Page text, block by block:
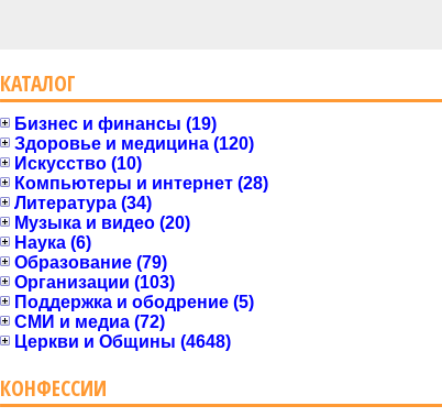
КАТАЛОГ
Бизнес и финансы (19)
Здоровье и медицина (120)
Искусство (10)
Компьютеры и интернет (28)
Литература (34)
Музыка и видео (20)
Наука (6)
Образование (79)
Организации (103)
Поддержка и ободрение (5)
СМИ и медиа (72)
Церкви и Общины (4648)
КОНФЕССИИ